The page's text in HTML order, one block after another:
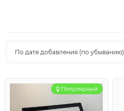
По дате добавления (по убыванию)
Популярный